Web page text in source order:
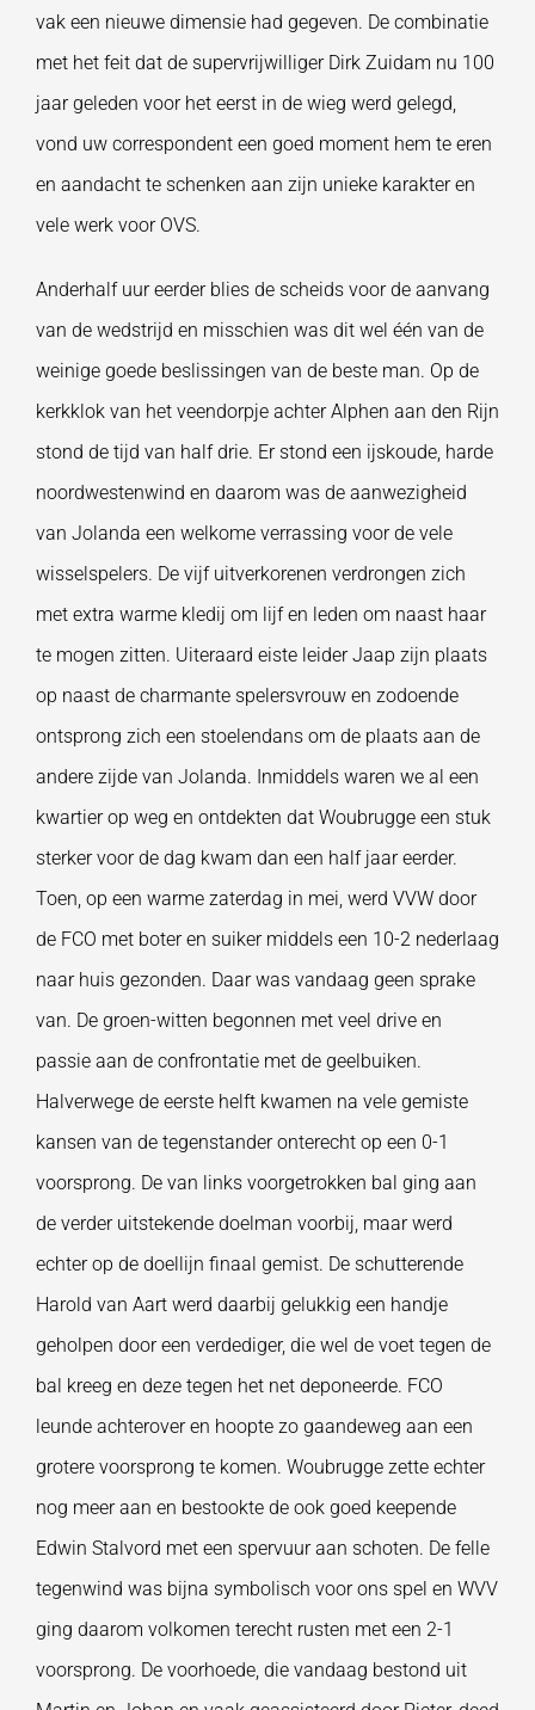
vak een nieuwe dimensie had gegeven. De combinatie
met het feit dat de supervrijwilliger Dirk Zuidam nu 100
jaar geleden voor het eerst in de wieg werd gelegd,
vond uw correspondent een goed moment hem te eren
en aandacht te schenken aan zijn unieke karakter en
vele werk voor OVS.
Anderhalf uur eerder blies de scheids voor de aanvang
van de wedstrijd en misschien was dit wel één van de
weinige goede beslissingen van de beste man. Op de
kerkklok van het veendorpje achter Alphen aan den Rijn
stond de tijd van half drie. Er stond een ijskoude, harde
noordwestenwind en daarom was de aanwezigheid
van Jolanda een welkome verrassing voor de vele
wisselspelers. De vijf uitverkorenen verdrongen zich
met extra warme kledij om lijf en leden om naast haar
te mogen zitten. Uiteraard eiste leider Jaap zijn plaats
op naast de charmante spelersvrouw en zodoende
ontsprong zich een stoelendans om de plaats aan de
andere zijde van Jolanda. Inmiddels waren we al een
kwartier op weg en ontdekten dat Woubrugge een stuk
sterker voor de dag kwam dan een half jaar eerder.
Toen, op een warme zaterdag in mei, werd VVW door
de FCO met boter en suiker middels een 10-2 nederlaag
naar huis gezonden. Daar was vandaag geen sprake
van. De groen-witten begonnen met veel drive en
passie aan de confrontatie met de geelbuiken.
Halverwege de eerste helft kwamen na vele gemiste
kansen van de tegenstander onterecht op een 0-1
voorsprong. De van links voorgetrokken bal ging aan
de verder uitstekende doelman voorbij, maar werd
echter op de doellijn finaal gemist. De schutterende
Harold van Aart werd daarbij gelukkig een handje
geholpen door een verdediger, die wel de voet tegen de
bal kreeg en deze tegen het net deponeerde. FCO
leunde achterover en hoopte zo gaandeweg aan een
grotere voorsprong te komen. Woubrugge zette echter
nog meer aan en bestookte de ook goed keepende
Edwin Stalvord met een spervuur aan schoten. De felle
tegenwind was bijna symbolisch voor ons spel en WVV
ging daarom volkomen terecht rusten met een 2-1
voorsprong. De voorhoede, die vandaag bestond uit